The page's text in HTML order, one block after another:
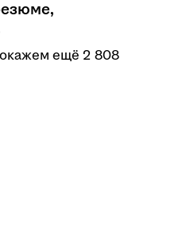
ещё 2 808